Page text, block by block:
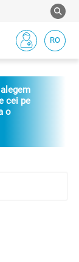
RO
cei pe
o